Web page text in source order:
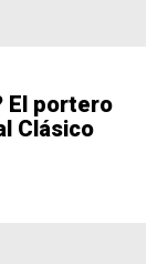
El portero
Clásico